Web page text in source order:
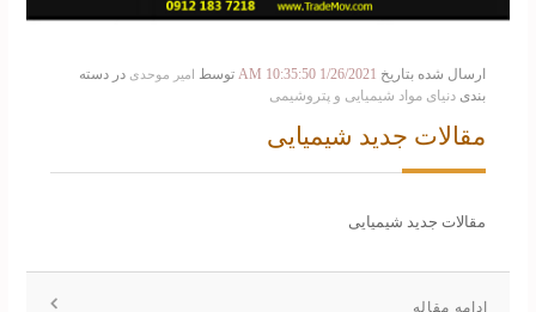
ارسال شده بتاریخ 1/26/2021 10:35:50 AM توسط امیر موحدی در دسته
بندی دنیای مواد شیمیایی و پتروشیمی
مقالات جدید شیمیایی
مقالات جدید شیمیایی
ادامه مقاله